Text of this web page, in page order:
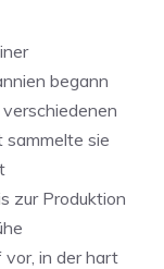
begann
sammelte sie
zur Produktion
in der hart